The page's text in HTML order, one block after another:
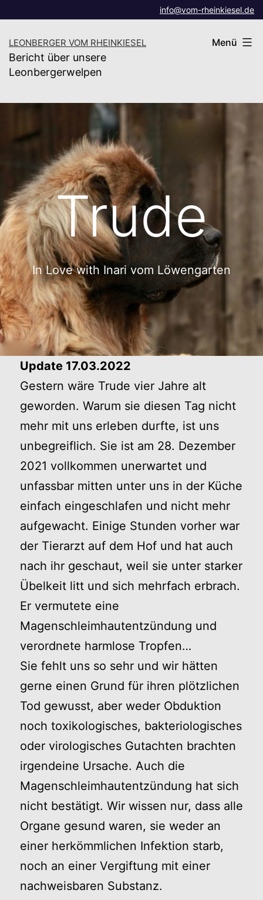
springen
info@vom-rheinkiesel.de
LEONBERGER VOM RHEINKIESEL
Bericht über unsere
Leonbergerwelpen
Menü
Trude
In Love with Inari vom Löwengarten
Update 17.03.2022
Gestern wäre Trude vier Jahre alt
geworden. Warum sie diesen Tag nicht
mehr mit uns erleben durfte, ist uns
unbegreiflich. Sie ist am 28. Dezember
2021 vollkommen unerwartet und
unfassbar mitten unter uns in der Küche
einfach eingeschlafen und nicht mehr
aufgewacht. Einige Stunden vorher war
der Tierarzt auf dem Hof und hat auch
nach ihr geschaut, weil sie unter starker
Übelkeit litt und sich mehrfach erbrach.
Er vermutete eine
Magenschleimhautentzündung und
verordnete harmlose Tropfen…
Sie fehlt uns so sehr und wir hätten
gerne einen Grund für ihren plötzlichen
Tod gewusst, aber weder Obduktion
noch toxikologisches, bakteriologisches
oder virologisches Gutachten brachten
irgendeine Ursache. Auch die
Magenschleimhautentzündung hat sich
nicht bestätigt. Wir wissen nur, dass alle
Organe gesund waren, sie weder an
einer herkömmlichen Infektion starb,
noch an einer Vergiftung mit einer
nachweisbaren Substanz.